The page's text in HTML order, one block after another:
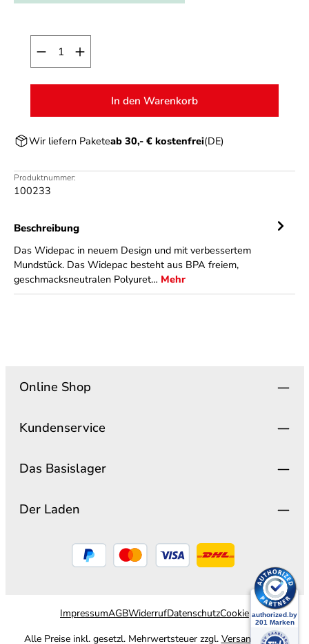
Produkt Anzahl: Gib den gewünschten Wert
In den Warenkorb
Wir liefern Paketeab 30,- € kostenfrei(DE)
Produktnummer:
100233
Beschreibung
Das Widepac in neuem Design und mit verbessertem
Mundstück. Das Widepac besteht aus BPA freiem,
geschmacksneutralen Polyuret… Mehr
Online Shop
Kundenservice
Das Basislager
Der Laden
ImpressumAGBWiderrufDatenschutzCookie
Alle Preise inkl. gesetzl. Mehrwertsteuer zzgl. Versandkosten